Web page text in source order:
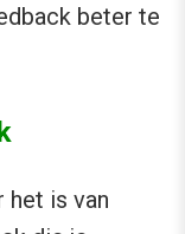
beter te
het is van